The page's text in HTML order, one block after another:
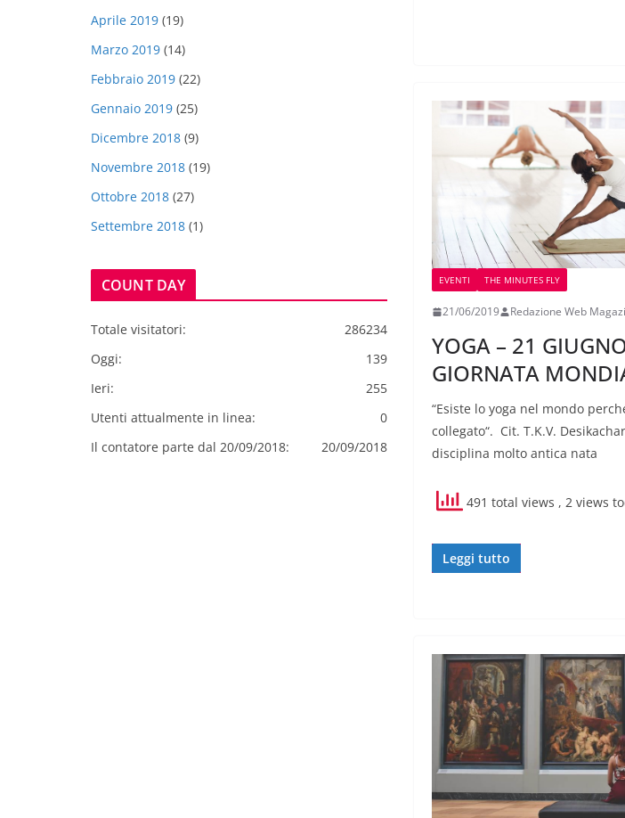
EVENTI THE MINUTES FLY
21/06/2019 Redazione Web
YOGA – 21
GIORNATA
“Esiste lo yoga nel mondo
collegato“. Cit. T.K.V.
disciplina molto antica nata
491 total views , 2 views
Leggi tutto
Aprile 2019 (19)
Marzo 2019 (14)
Febbraio 2019 (22)
Gennaio 2019 (25)
Dicembre 2018 (9)
Novembre 2018 (19)
Ottobre 2018 (27)
Settembre 2018 (1)
COUNT DAY
286234
Totale visitatori:
139
Oggi:
255
Ieri:
0
Utenti attualmente in linea:
20/09/2018
Il contatore parte dal 20/09/2018: